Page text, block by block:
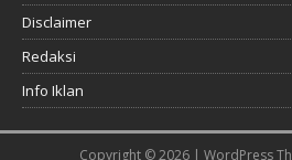
Disclaimer
Redaksi
Info Iklan
Copyright © 2026 | WordPress